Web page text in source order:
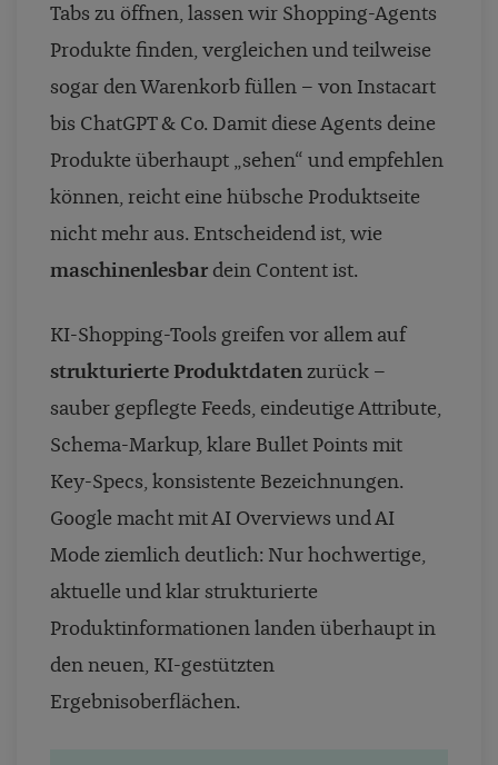
Tabs zu öffnen, lassen wir Shopping-Agents
Produkte finden, vergleichen und teilweise
sogar den Warenkorb füllen – von Instacart
bis ChatGPT & Co. Damit diese Agents deine
Produkte überhaupt „sehen“ und empfehlen
können, reicht eine hübsche Produktseite
nicht mehr aus. Entscheidend ist, wie
maschinenlesbar dein Content ist.
KI-Shopping-Tools greifen vor allem auf
strukturierte Produktdaten zurück –
sauber gepflegte Feeds, eindeutige Attribute,
Schema-Markup, klare Bullet Points mit
Key-Specs, konsistente Bezeichnungen.
Google macht mit AI Overviews und AI
Mode ziemlich deutlich: Nur hochwertige,
aktuelle und klar strukturierte
Produktinformationen landen überhaupt in
den neuen, KI-gestützten
Ergebnisoberflächen.